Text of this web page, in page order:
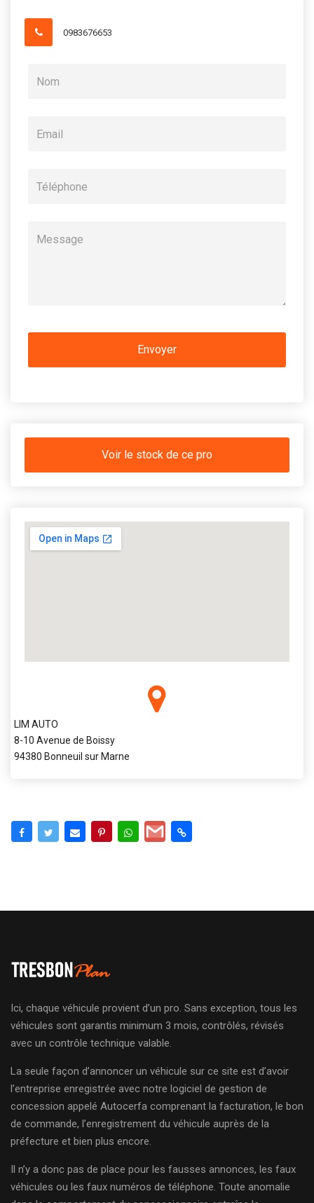
0983676653
Voir le stock de ce pro
LIM AUTO
8-10 Avenue de Boissy
94380 Bonneuil sur Marne
Ici, chaque véhicule provient d’un pro. Sans exception, tous les
véhicules sont garantis minimum 3 mois, contrôlés, révisés
avec un contrôle technique valable.
La seule façon d’annoncer un véhicule sur ce site est d’avoir
l’entreprise enregistrée avec notre logiciel de gestion de
concession appelé Autocerfa comprenant la facturation, le bon
de commande, l’enregistrement du véhicule auprès de la
préfecture et bien plus encore.
Il n’y a donc pas de place pour les fausses annonces, les faux
véhicules ou les faux numéros de téléphone. Toute anomalie